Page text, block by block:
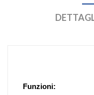
Funzioni: